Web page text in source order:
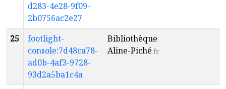
d283-4e28-9f09-
2b0756ac2e27
25
footlight-
console:7d48ca78-
ad0b-4af3-9728-
93d2a5ba1c4a
Bibliothèque
Aline-Piché fr